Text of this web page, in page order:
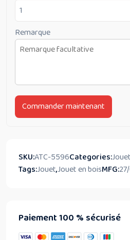
Remarque
Commander maintenant
SKU:ATC-5596Categories:
Tags:Jouet,Jouet en boisMFG:
Paiement 100 % sécurisé